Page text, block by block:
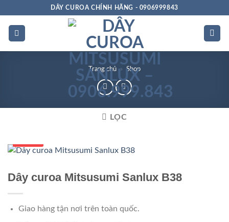
dung
DÂY CUROA CHÍNH HÃNG - 0906999843
Trang chủ » Shop
LỌC
Dây curoa Mitsusumi Sanlux B38
Giao hàng tận nơi trên toàn quốc.